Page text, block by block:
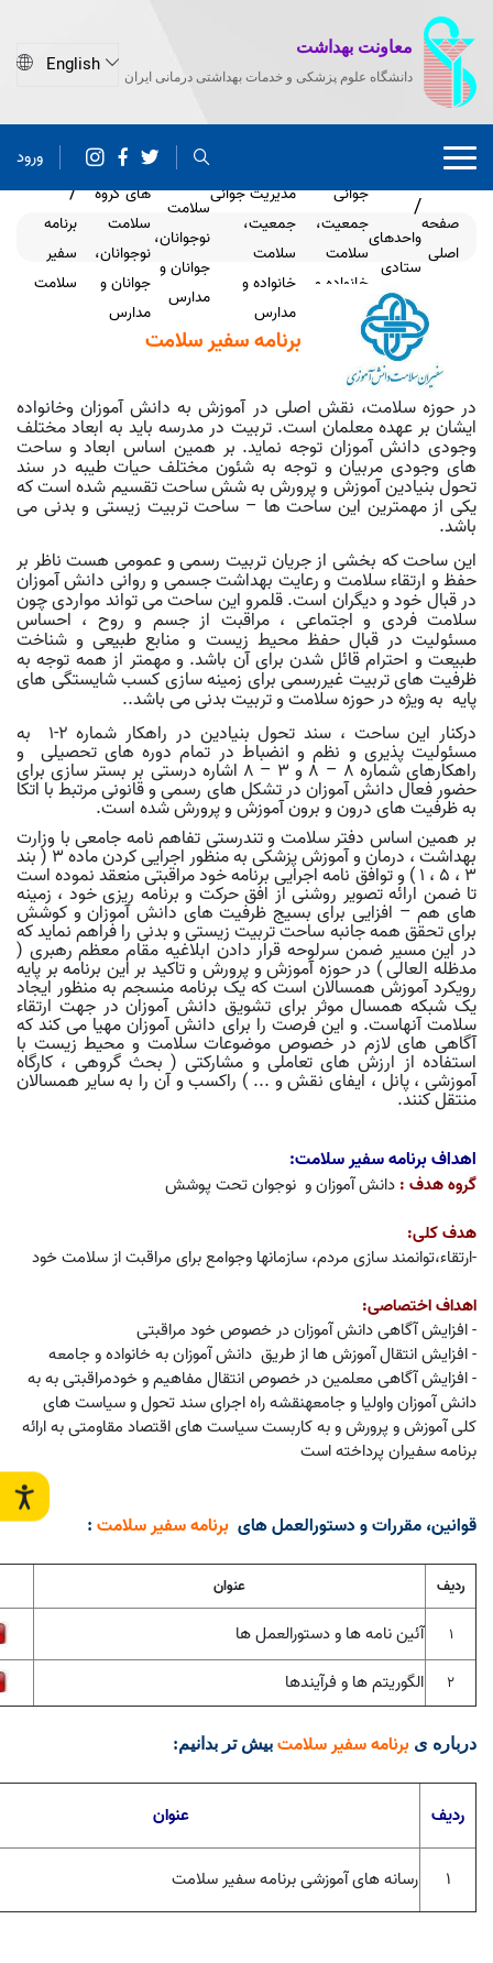
معاونت بهداشت
دانشگاه علوم پزشکی و خدمات بهداشتی درمانی ایران
ورود
صفحه
اصلی
واحدهای
ستادی
جوانی
جمعیت،
سلامت
خانواده و
مدارس
مدیریت جوانی
جمعیت،
سلامت
خانواده و
مدارس
سلامت
نوجوانان،
جوانان و
مدارس
برنامه
های گروه
سلامت
نوجوانان،
جوانان و
مدارس
برنامه
سفیر
سلامت
برنامه سفیر سلامت
در حوزه سلامت، نقش اصلی در آموزش به دانش آموزان وخانواده
ایشان بر عهده معلمان است. تربیت در مدرسه باید به ابعاد مختلف
وجودی دانش آموزان توجه نماید. بر همین اساس ابعاد و ساحت
های وجودی مربیان و توجه به شئون مختلف حیات طیبه در سند
تحول بنیادین آموزش و پرورش به شش ساحت تقسیم شده است که
یکی از مهمترین این ساحت ها – ساحت تربیت زیستی و بدنی می
باشد.
این ساحت که بخشی از جریان تربیت رسمی و عمومی هست ناظر بر
حفظ و ارتقاء سلامت و رعایت بهداشت جسمی و روانی دانش آموزان
در قبال خود و دیگران است. قلمرو این ساحت می تواند مواردی چون
سلامت فردی و اجتماعی ، مراقبت از جسم و روح ، احساس
مسئولیت در قبال حفظ محیط زیست و منابع طبیعی و شناخت
طبیعت و احترام قائل شدن برای آن باشد. و مهمتر از همه توجه به
ظرفیت های تربیت غیررسمی برای زمینه سازی کسب شایستگی های
پایه به ویژه در حوزه سلامت و تربیت بدنی می باشد..
درکنار این ساحت ، سند تحول بنیادین در راهکار شماره 2-1 به
مسئولیت پذیری و نظم و انضباط در تمام دوره های تحصیلی و
راهکارهای شماره 8 –
– 8 اشاره درستی بر بستر سازی برای
حضور فعال دانش آموزان در تشکل های رسمی و قانونی مرتبط با اتکا
به ظرفیت های درون و برون آموزش و پرورش شده است.
بر همین اساس دفتر سلامت و تندرستی تفاهم نامه جامعی با وزارت
بهداشت ، درمان و آموزش پزشکی به منظور اجرایی کردن ماده 3 ( بند
3 ، 5 ، 1 ) و توافق نامه اجرایی برنامه خود مراقبتی منعقد نموده است
تا ضمن ارائه تصویر روشنی از افق حرکت و برنامه ریزی خود ، زمینه
های هم – افزایی برای بسیج ظرفیت های دانش آموزان و کوشش
برای تحقق همه جانبه ساحت تربیت زیستی و بدنی را فراهم نماید که
در این مسیر ضمن سرلوحه قرار دادن ابلاغیه مقام معظم رهبری (
مدظله العالی ) در حوزه آموزش و پرورش و تاکید براین برنامه بر پایه
رویکرد آموزش همسالان است که یک برنامه منسجم به منظور ایجاد
یک شبکه همسال موثر برای تشویق دانش آموزان در جهت ارتقاء
سلامت آنهاست. و این فرصت را برای دانش آموزان مهیا می کند که
آگاهی های لازم در خصوص موضوعات سلامت و محیط زیست با
استفاده از ارزش های تعاملی و مشارکتی ( بحث گروهی ، کارگاه
آموزشی ، پانل ، ایفای نقش و ... ) راکسب و آن را به سایر همسالان
منتقل کنند.
اهداف برنامه سفیر سلامت:
گروه هدف : دانش آموزان و نوجوان تحت پوشش
هدف کلی:
-ارتقاء،توانمند سازی مردم، سازمانها وجوامع برای مراقبت از سلامت خود
اهداف اختصاصی:
- افزایش آگاهی دانش آموزان در خصوص خود مراقبتی
- افزایش انتقال آموزش ها از طریق دانش آموزان به خانواده و جامعه
- افزایش آگاهی معلمین در خصوص انتقال مفاهیم و خودمراقبتی به به
دانش آموزان واولیا و جامعهنقشه راه اجرای سند تحول و سیاست های
کلی آموزش و پرورش و به کاربست سیاست های اقتصاد مقاومتی به ارائه
برنامه سفیران پرداخته است
قوانین، مقررات و دستورالعمل های برنامه سفیر سلامت :
ردیف عنوان
1 آئین نامه ها و دستورالعمل ها
2 الگوریتم ها و فرآیندها
درباره ی برنامه سفیر سلامت بیش تر بدانیم:
ردیف عنوان
۱ رسانه های آموزشی برنامه سفیر سلامت